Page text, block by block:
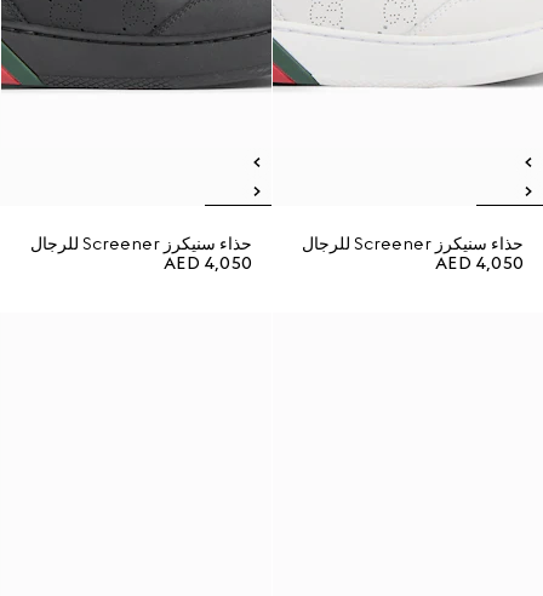
حذاء سنيكرز Screener للرجال
AED 4,050
حذاء سنيكرز Screener للرجال
AED 4,050